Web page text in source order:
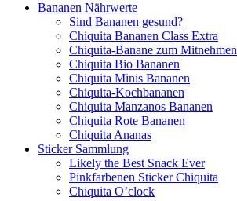
Bananen Nährwerte
Sind Bananen gesund?
Chiquita Bananen Class Extra
Chiquita-Banane zum Mitnehmen
Chiquita Bio Bananen
Chiquita Minis Bananen
Chiquita-Kochbananen
Chiquita Manzanos Bananen
Chiquita Rote Bananen
Chiquita Ananas
Sticker Sammlung
Likely the Best Snack Ever
Pinkfarbenen Sticker Chiquita
Chiquita O’clock